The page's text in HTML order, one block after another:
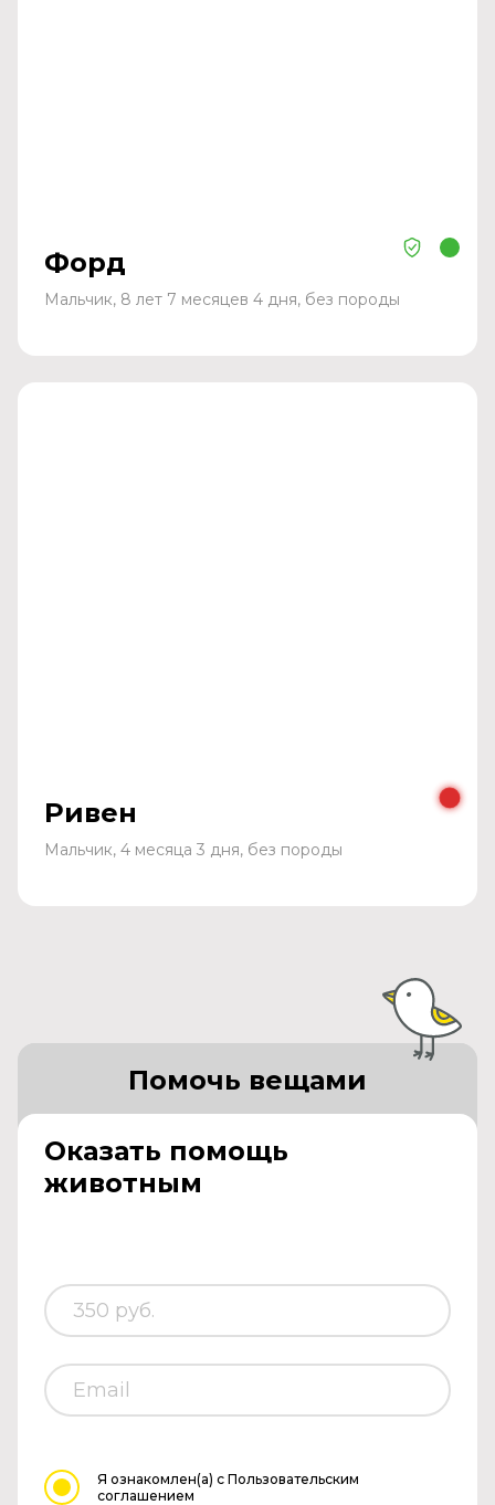
Форд
Мальчик, 8 лет 7 месяцев 4 дня, без породы
Ривен
Мальчик, 4 месяца 3 дня, без породы
Оказать помощь
животным
Помочь вещами
Я ознакомлен(а) с Пользовательским
соглашением